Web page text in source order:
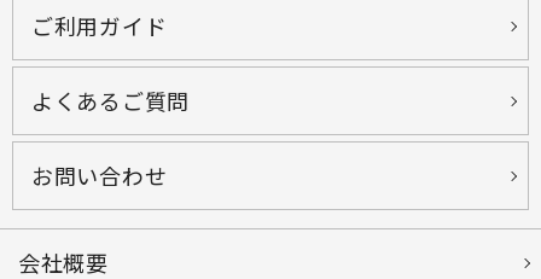
ご利用ガイド
よくあるご質問
お問い合わせ
会社概要